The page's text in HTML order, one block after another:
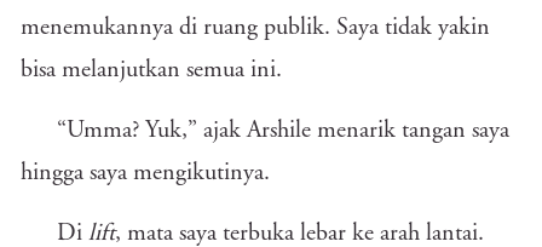
menemukannya di ruang publik. Saya tidak yakin
bisa melanjutkan semua ini.
“Umma? Yuk,” ajak Arshile menarik tangan saya
hingga saya mengikutinya.
Di lift, mata saya terbuka lebar ke arah lantai.